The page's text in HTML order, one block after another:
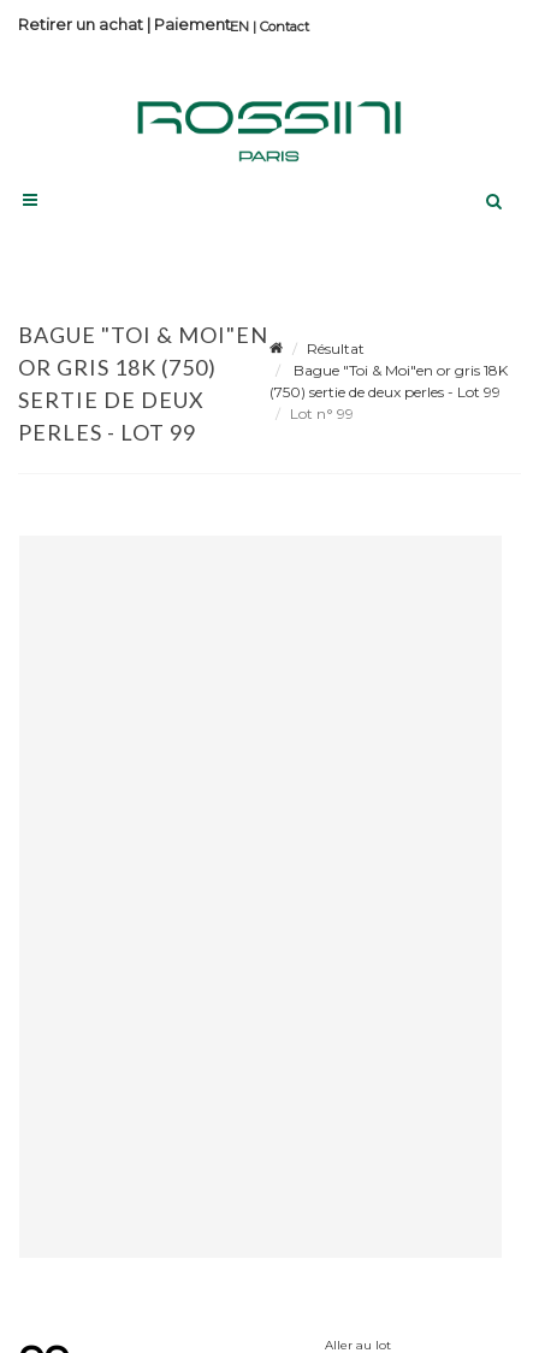
Contact
Retirer un achat | Paiement
BAGUE "TOI & MOI"EN
OR GRIS 18K (750)
SERTIE DE DEUX
PERLES - LOT 99
Résultat
Bague "Toi & Moi"en or gris 18K
(750) sertie de deux perles - Lot 99
Lot n° 99
Aller au lot